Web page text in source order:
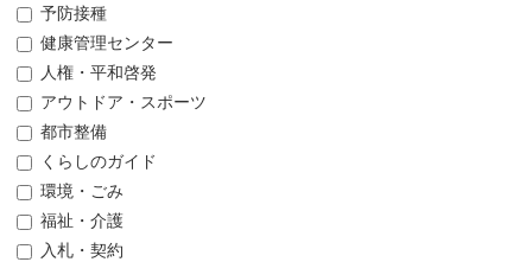
予防接種
健康管理センター
人権・平和啓発
アウトドア・スポーツ
都市整備
くらしのガイド
環境・ごみ
福祉・介護
入札・契約